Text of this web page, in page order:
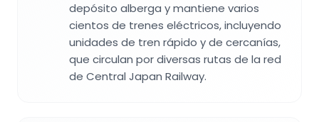
depósito alberga y mantiene varios
cientos de trenes eléctricos, incluyendo
unidades de tren rápido y de cercanías,
que circulan por diversas rutas de la red
de Central Japan Railway.